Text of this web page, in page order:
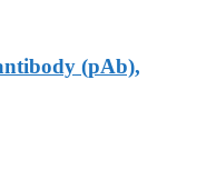
(pAb),